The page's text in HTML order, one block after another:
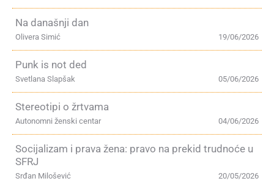
Na današnji dan
19/06/2026
Olivera Simić
Punk is not ded
05/06/2026
Svetlana Slapšak
Stereotipi o žrtvama
04/06/2026
Autonomni ženski centar
Socijalizam i prava žena: pravo na prekid trudnoće u
SFRJ
20/05/2026
Srđan Milošević